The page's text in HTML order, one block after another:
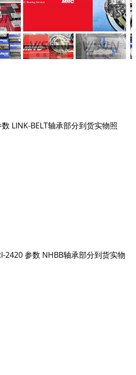
LINK-BELT轴承部分到货实物照
2420 参数 NHBB轴承部分到货实物